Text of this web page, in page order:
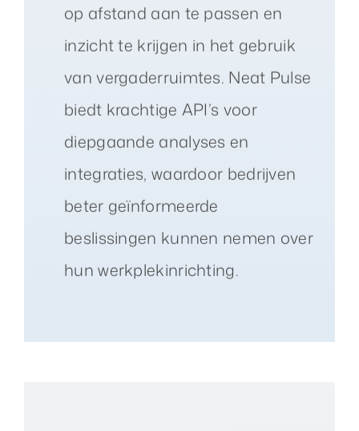
op afstand aan te passen en
inzicht te krijgen in het gebruik
van vergaderruimtes. Neat Pulse
biedt krachtige API’s voor
diepgaande analyses en
integraties, waardoor bedrijven
beter geïnformeerde
beslissingen kunnen nemen over
hun werkplekinrichting.